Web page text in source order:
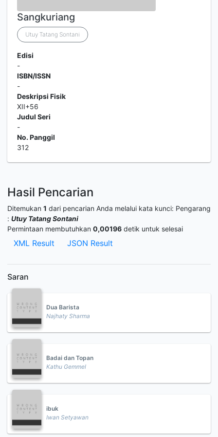
Sangkuriang
Utuy Tatang Sontani
Edisi
-
ISBN/ISSN
-
Deskripsi Fisik
XII+56
Judul Seri
-
No. Panggil
312
Hasil Pencarian
Ditemukan 1 dari pencarian Anda melalui kata kunci: Pengarang
: Utuy Tatang Sontani
Permintaan membutuhkan 0,00196 detik untuk selesai
XML Result JSON Result
Saran
Dua Barista
Najhaty Sharma
Badai dan Topan
Kathu Gemmel
ibuk
Iwan Setyawan